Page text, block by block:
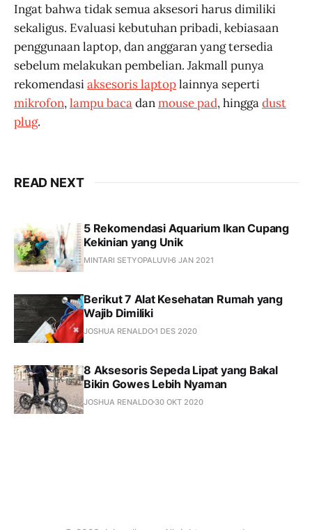
Ingat bahwa tidak semua aksesori harus dimiliki
sekaligus. Evaluasi kebutuhan pribadi, kebiasaan
penggunaan laptop, dan anggaran yang tersedia
sebelum melakukan pembelian. Jakmall punya
rekomendasiaksesoris laptoplainnya seperti
mikrofon,lampu bacadanmouse pad, hinggadust
plug.
READ NEXT
5 Rekomendasi Aquarium Ikan Cupang
Kekinian yang Unik
MINTARI SETYOPALUVI 6 JAN 2021
Berikut 7 Alat Kesehatan Rumah yang
Wajib Dimiliki
JOSHUA RENALDO1 DES 2020
8 Aksesoris Sepeda Lipat yang Bakal
Bikin Gowes Lebih Nyaman
JOSHUA RENALDO 30 OKT 2020